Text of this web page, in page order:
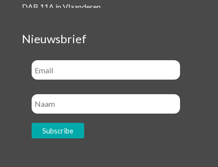
DAB 11A in Vlaanderen
Nieuwsbrief